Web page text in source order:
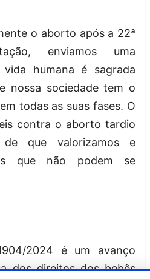
o aborto após a 22ª
enviamos uma
humana é sagrada
nossa sociedade tem o
todas as suas fases. O
contra o aborto tardio
que valorizamos e
que não podem se
2024 é um avanço
dos direitos dos bebês